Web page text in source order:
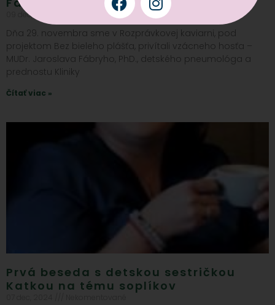
09 dec, 2024 Nekomentované
Dňa 29. novembra sme v Rozprávkovej kaviarni, pod
projektom Bez bieleho plášťa, privítali vzácneho hosťa –
MUDr. Jaroslava Fábryho, PhD., detského pneumológa a
prednostu Kliniky
Čítať viac »
Prvá beseda s detskou sestričkou
Katkou na tému soplíkov